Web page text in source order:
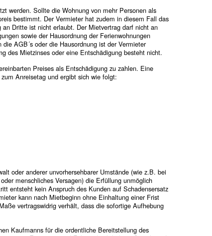
werden. Sollte die Wohnung von mehr Personen als
bestimmt. Der Vermieter hat zudem in diesem Fall das
Dritte ist nicht erlaubt. Der Mietvertrag darf nicht an
sowie der Hausordnung der Ferienwohnungen
AGB´s oder die Hausordnung ist der Vermieter
des Mietzinses oder eine Entschädigung besteht nicht.
Preises als Entschädigung zu zahlen. Eine
Anreisetag und ergibt sich wie folgt:
oder anderer unvorhersehbarer Umstände (wie z.B. bei
menschliches Versagen) die Erfüllung unmöglich
entsteht kein Anspruch des Kunden auf Schadensersatz
kann nach Mietbeginn ohne Einhaltung einer Frist
vertragswidrig verhält, dass die sofortige Aufhebung
Kaufmanns für die ordentliche Bereitstellung des